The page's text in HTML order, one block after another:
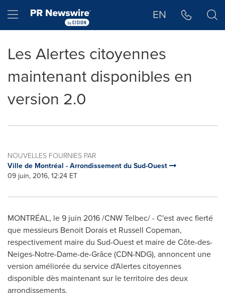
Hamburger menu EN
Les Alertes citoyennes
maintenant disponibles en
version 2.0
NOUVELLES FOURNIES PAR
Ville de Montréal - Arrondissement du Sud-Ouest
09 juin, 2016, 12:24 ET
MONTRÉAL, le 9 juin 2016 /CNW Telbec/ - C'est avec fierté
que messieurs Benoit Doraiset Russell Copeman,
respectivement maire du Sud-Ouest et maire de Côte-des-
Neiges-Notre-Dame-de-Grâce (CDN-NDG), annoncent une
version améliorée du service d'Alertes citoyennes
disponible dès maintenant sur le territoire des deux
arrondissements.